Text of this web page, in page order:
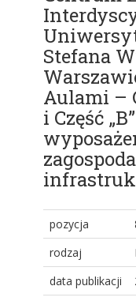
Stefana
Aulami –
i Część
pozycja
rodzaj
data publikacji